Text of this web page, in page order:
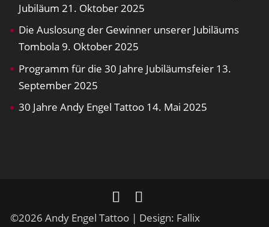
Jubiläum 21. Oktober 2025
Die Auslosung der Gewinner unserer Jubiläums
Tombola 9. Oktober 2025
Programm für die 30 Jahre Jubiläumsfeier 13.
September 2025
30 Jahre Andy Engel Tattoo 14. Mai 2025
©2026 Andy Engel Tattoo | Design: Fallix